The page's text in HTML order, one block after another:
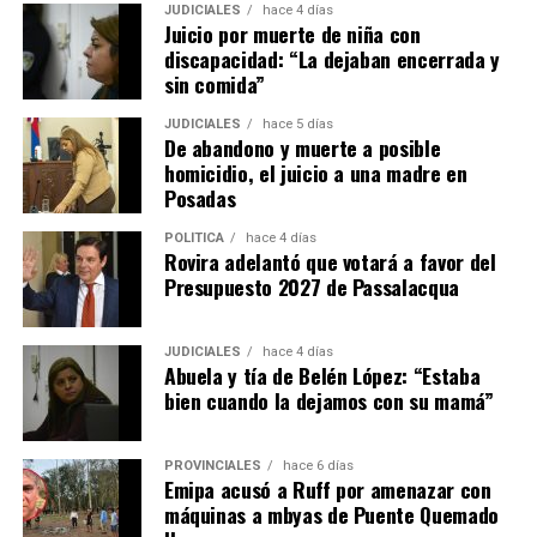
– El propietario no puede negarse a recibir las llaves ni
poner condiciones para aceptarlas, aunque puede dejar
asentado por escrito que quedan deudas pendientes por
reclamar después.
– En el caso de que hayamenores o adultos en
situación de desamparado,
intervención obligatoria a los organismos de protección
locales y al Ministerio Público Tutelar.
Expropiaciones
– La declaración de utilidad pública se deberá aplicar de
manera restrictiva declaración de “utilidad pública”
deberá interpretarse de manera restrictiva.
– El Estado deberá fundamentar los motivos claramente
de esa medida.
JUDICIALES hace 4 días
Juicio por muerte de niña con
discapacidad: “La dejaban encerrada y
sin comida”
JUDICIALES hace 5 días
De abandono y muerte a posible
homicidio, el juicio a una madre en
Posadas
POLÍTICA hace 4 días
Rovira adelantó que votará a favor del
Presupuesto 2027 de Passalacqua
JUDICIALES hace 4 días
Abuela y tía de Belén López: “Estaba
bien cuando la dejamos con su mamá”
PROVINCIALES hace 6 días
Emipa acusó a Ruff por amenazar con
máquinas a mbyas de Puente Quemado